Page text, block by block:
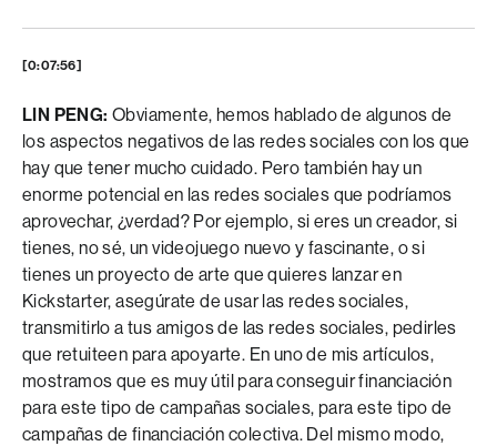
[0:07:56]
LIN PENG: Obviamente, hemos hablado de algunos de
los aspectos negativos de las redes sociales con los que
hay que tener mucho cuidado. Pero también hay un
enorme potencial en las redes sociales que podríamos
aprovechar, ¿verdad? Por ejemplo, si eres un creador, si
tienes, no sé, un videojuego nuevo y fascinante, o si
tienes un proyecto de arte que quieres lanzar en
Kickstarter, asegúrate de usar las redes sociales,
transmitirlo a tus amigos de las redes sociales, pedirles
que retuiteen para apoyarte. En uno de mis artículos,
mostramos que es muy útil para conseguir financiación
para este tipo de campañas sociales, para este tipo de
campañas de financiación colectiva. Del mismo modo,